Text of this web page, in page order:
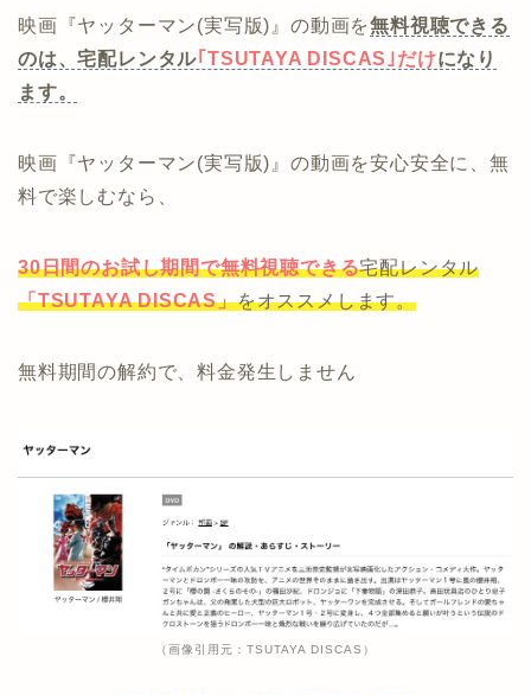
映画『ヤッターマン(実写版)』の動画を無料視聴できる
のは、宅配レンタル｢TSUTAYA DISCAS｣だけになり
ます。
映画『ヤッターマン(実写版)』の動画を安心安全に、無
料で楽しむなら、
30日間のお試し期間で無料視聴できる宅配レンタル
「TSUTAYA DISCAS」をオススメします。
無料期間の解約で、料金発生しません
（画像引用元：TSUTAYA DISCAS）